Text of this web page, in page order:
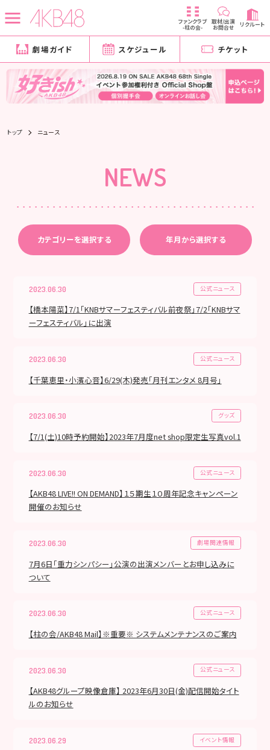
ファンクラブ
-柱の会-
取材/出演
お問合せ リクルート
劇場ガイド スケジュール チケット
トップ ニュース
NEWS
カテゴリーを選択する 年月から選択する
2023.06.30 公式ニュース
【橋本陽菜】7/1「KNBサマーフェスティバル前夜祭」7/2「KNBサマ
ーフェスティバル」に出演
2023.06.30 公式ニュース
【千葉恵里・小濱心音】6/29(木)発売「月刊エンタメ 8月号」
2023.06.30 グッズ
【7/1(土)10時予約開始】2023年7月度net shop限定生写真vol.1
2023.06.30 公式ニュース
【AKB48 LIVE!! ON DEMAND】１５期生１０周年記念キャンペーン
開催のお知らせ
2023.06.30 劇場関連情報
7月6日「重力シンパシー」公演の出演メンバーとお申し込みに
ついて
2023.06.30 公式ニュース
【柱の会/AKB48 Mail】※重要※ システムメンテナンスのご案内
2023.06.30 公式ニュース
【AKB48グループ映像倉庫】 2023年6月30日(金)配信開始タイト
ルのお知らせ
2023.06.29 イベント情報